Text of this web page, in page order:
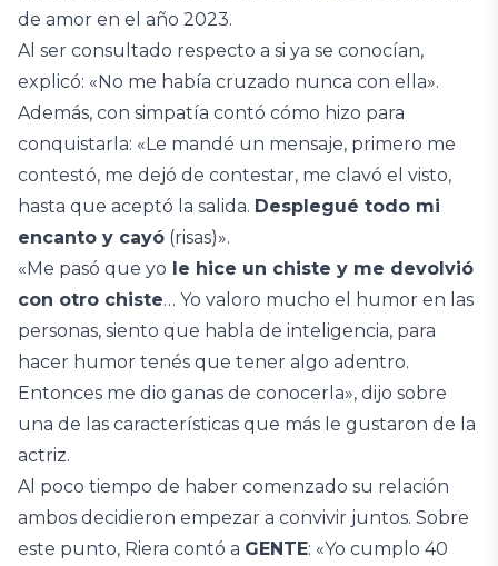
de amor en el año 2023.
Al ser consultado respecto a si ya se conocían,
explicó: «No me había cruzado nunca con ella».
Además, con simpatía contó cómo hizo para
conquistarla: «Le mandé un mensaje, primero me
contestó, me dejó de contestar, me clavó el visto,
hasta que aceptó la salida. Desplegué todo mi
encanto y cayó (risas)».
«Me pasó que yo le hice un chiste y me devolvió
con otro chiste… Yo valoro mucho el humor en las
personas, siento que habla de inteligencia, para
hacer humor tenés que tener algo adentro.
Entonces me dio ganas de conocerla», dijo sobre
una de las características que más le gustaron de la
actriz.
Al poco tiempo de haber comenzado su relación
ambos decidieron empezar a convivir juntos. Sobre
este punto, Riera contó a GENTE: «Yo cumplo 40